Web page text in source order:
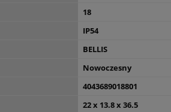
18
IP54
BELLIS
Nowoczesny
4043689018801
22 x 13.8 x 36.5